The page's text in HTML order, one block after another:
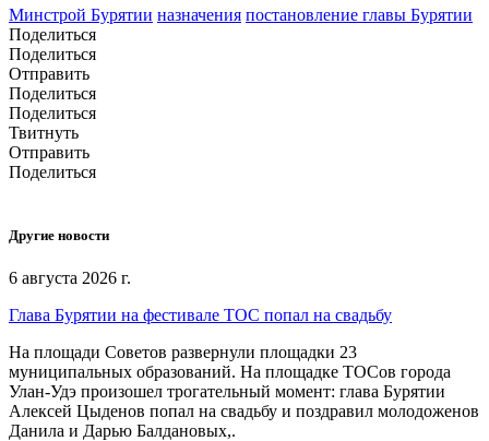
Минстрой Бурятии назначения постановление главы Бурятии
Поделиться
Поделиться
Отправить
Поделиться
Поделиться
Твитнуть
Отправить
Поделиться
Другие новости
6 августа 2026 г.
Глава Бурятии на фестивале ТОС попал на свадьбу
На площади Советов развернули площадки 23
муниципальных образований. На площадке ТОСов города
Улан-Удэ произошел трогательный момент: глава Бурятии
Алексей Цыденов попал на свадьбу и поздравил молодоженов
Данила и Дарью Балдановых,.